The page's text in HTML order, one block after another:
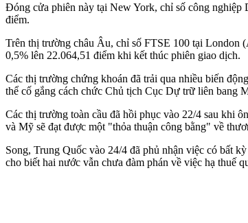
Đóng cửa phiên này tại New York, chỉ số công nghiệp
điểm.
Trên thị trường châu Âu, chỉ số FTSE 100 tại London
0,5% lên 22.064,51 điểm khi kết thúc phiên giao dịch.
Các thị trường chứng khoán đã trải qua nhiều biến
thể cố gắng cách chức Chủ tịch Cục Dự trữ liên bang
Các thị trường toàn cầu đã hồi phục vào 22/4 sau khi
và Mỹ sẽ đạt được một "thỏa thuận công bằng" về
Song, Trung Quốc vào 24/4 đã phủ nhận việc có bất
cho biết hai nước vẫn chưa đàm phán về việc hạ thuế